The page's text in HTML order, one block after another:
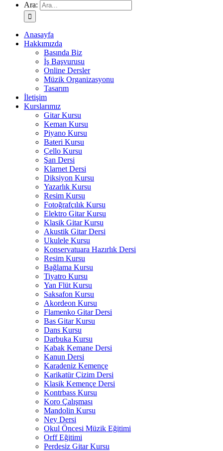
Ara:
Anasayfa
Hakkımızda
Basında Biz
İş Başvurusu
Online Dersler
Müzik Organizasyonu
Tasarım
İletişim
Kurslarımız
Gitar Kursu
Keman Kursu
Piyano Kursu
Bateri Kursu
Çello Kursu
Şan Dersi
Klarnet Dersi
Diksiyon Kursu
Yazarlık Kursu
Resim Kursu
Fotoğrafçılık Kursu
Elektro Gitar Kursu
Klasik Gitar Kursu
Akustik Gitar Dersi
Ukulele Kursu
Konservatuara Hazırlık Dersi
Resim Kursu
Bağlama Kursu
Tiyatro Kursu
Yan Flüt Kursu
Saksafon Kursu
Akordeon Kursu
Flamenko Gitar Dersi
Bas Gitar Kursu
Dans Kursu
Darbuka Kursu
Kabak Kemane Dersi
Kanun Dersi
Karadeniz Kemençe
Karikatür Çizim Dersi
Klasik Kemençe Dersi
Kontrbass Kursu
Koro Çalışması
Mandolin Kursu
Ney Dersi
Okul Öncesi Müzik Eğitimi
Orff Eğitimi
Perdesiz Gitar Kursu